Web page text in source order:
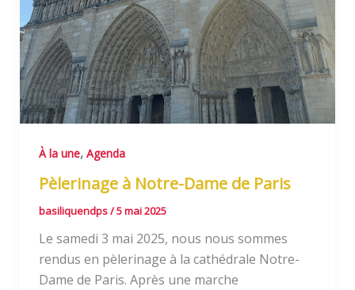
À la une, Agenda
Pèlerinage à Notre-Dame de Paris
basiliquendps/5 mai 2025
Le samedi 3 mai 2025, nous nous sommes
rendus en pèlerinage à la cathédrale Notre-
Dame de Paris. Après une marche